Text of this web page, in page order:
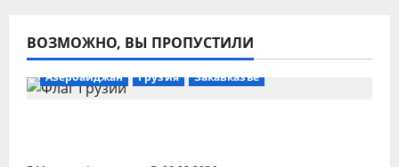
ВОЗМОЖНО, ВЫ ПРОПУСТИЛИ
Азербайджан Грузия Закавказье